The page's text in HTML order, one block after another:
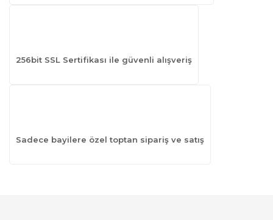
256bit SSL Sertifikası ile güvenli alışveriş
Sadece bayilere özel toptan sipariş ve satış